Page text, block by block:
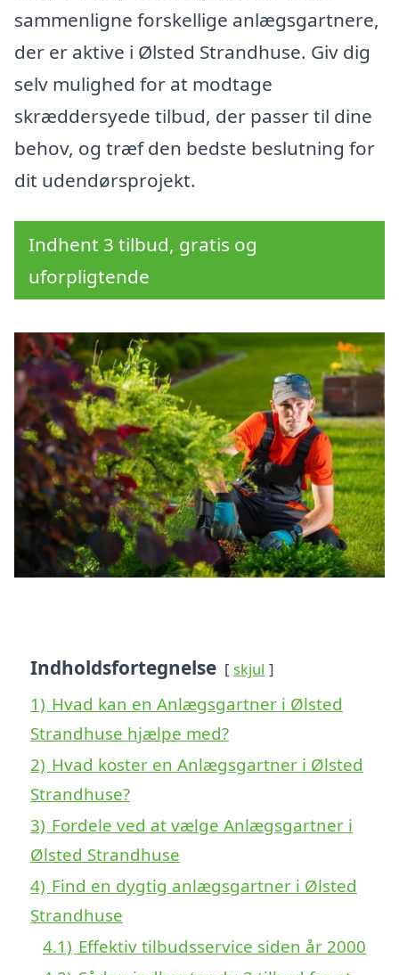
sammenligne forskellige anlægsgartnere,
der er aktive i Ølsted Strandhuse. Giv dig
selv mulighed for at modtage
skræddersyede tilbud, der passer til dine
behov, og træf den bedste beslutning for
dit udendørsprojekt.
Indhent 3 tilbud, gratis og
uforpligtende
Indholdsfortegnelse skjul
1) Hvad kan en Anlægsgartner i Ølsted
Strandhuse hjælpe med?
2) Hvad koster en Anlægsgartner i Ølsted
Strandhuse?
3) Fordele ved at vælge Anlægsgartner i
Ølsted Strandhuse
4) Find en dygtig anlægsgartner i Ølsted
Strandhuse
4.1) Effektiv tilbudsservice siden år 2000